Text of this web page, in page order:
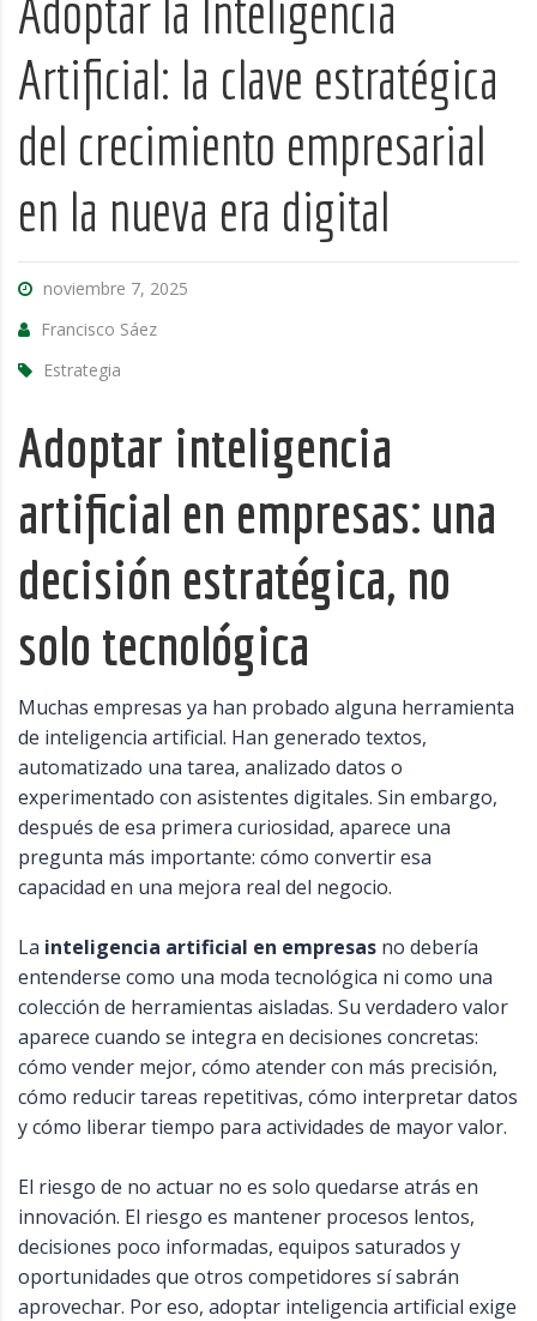
Artificial: la clave estratégica
del crecimiento empresarial
en la nueva era digital
noviembre 7, 2025
Francisco Sáez
Estrategia
Adoptar inteligencia
artificial en empresas: una
decisión estratégica, no
solo tecnológica
Muchas empresas ya han probado alguna herramienta
de inteligencia artificial. Han generado textos,
automatizado una tarea, analizado datos o
experimentado con asistentes digitales. Sin embargo,
después de esa primera curiosidad, aparece una
pregunta más importante: cómo convertir esa
capacidad en una mejora real del negocio.
La inteligencia artificial en empresas no debería
entenderse como una moda tecnológica ni como una
colección de herramientas aisladas. Su verdadero valor
aparece cuando se integra en decisiones concretas:
cómo vender mejor, cómo atender con más precisión,
cómo reducir tareas repetitivas, cómo interpretar datos
y cómo liberar tiempo para actividades de mayor valor.
El riesgo de no actuar no es solo quedarse atrás en
innovación. El riesgo es mantener procesos lentos,
decisiones poco informadas, equipos saturados y
oportunidades que otros competidores sí sabrán
aprovechar. Por eso, adoptar inteligencia artificial exige